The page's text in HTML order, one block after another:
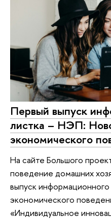
Первый выпуск
листка – НЭП:
экономического
На сайте Большого
поведение домашних
выпуск
экономического
«Индивидуальное